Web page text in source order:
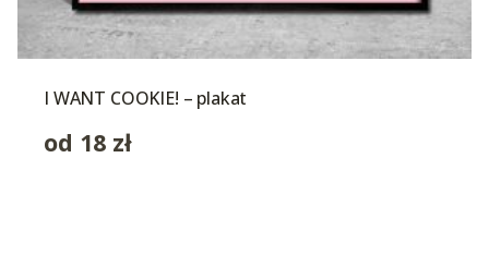
I WANT COOKIE! – plakat
od 18 zł